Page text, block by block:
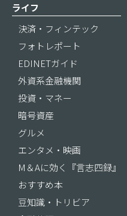
ライフ
決済・フィンテック
フォトレポート
EDINETガイド
外資系金融機関
投資・マネー
暗号資産
グルメ
エンタメ・映画
M＆Aに効く『言志四録』
おすすめ本
豆知識・トリビア